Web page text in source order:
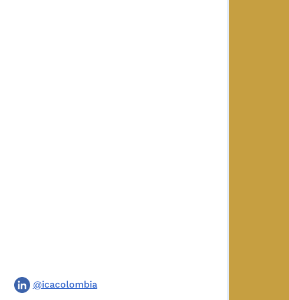
@icacolombia